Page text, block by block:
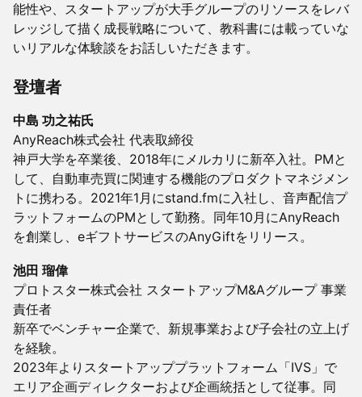
能性や、スタートアップが大手グループのリソースをレバ
レッジして描く成長戦略について、教科書には載っていな
いリアルな体験談をお話しいただきます。
登壇者
中島 功之祐氏
AnyReach株式会社 代表取締役
神戸大学を卒業後、2018年にメルカリに新卒入社。PMと
して、自動車売買に関連する機能のプロダクトマネジメン
トに携わる。2021年1月にstand.fmに入社し、音声配信プ
ラットフォームのPMとして勤務。同年10月にAnyReach
を創業し、eギフトサービスのAnyGiftをリリース。
池田 瑠偉
プロトスター株式会社 スタートアップM&Aグループ 事業
責任者
新卒でベンチャー企業で、新規事業および子会社の立上げ
を経験。
2023年よりスタートアッププラットフォーム「IVS」で
エリア企画ディレクターおよび企画統括として従事。同